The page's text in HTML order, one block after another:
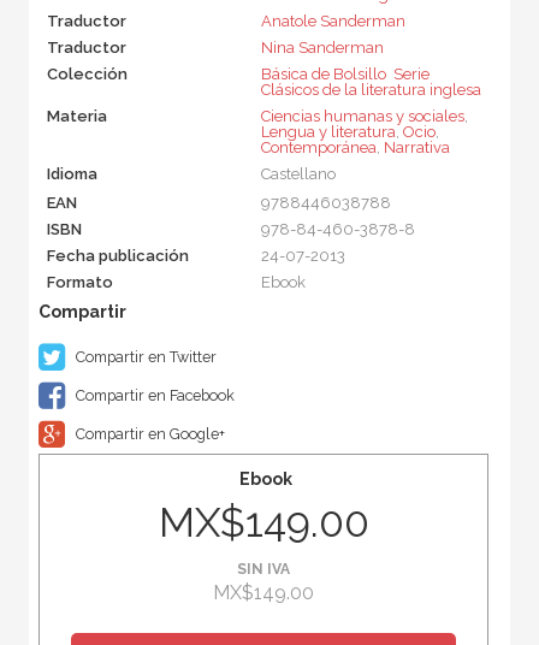
Traductor
Anatole Sanderman
Traductor
Nina Sanderman
Colección
Básica de Bolsillo  Serie
Clásicos de la literatura inglesa
Materia
Ciencias humanas y sociales,
Lengua y literatura, Ocio,
Contemporánea, Narrativa
Idioma
Castellano
EAN
9788446038788
ISBN
978-84-460-3878-8
Fecha publicación
24-07-2013
Formato
Ebook
Compartir en Twitter
Compartir en Facebook
Compartir en Google+
Ebook
MX$149.00
SIN IVA
MX$149.00